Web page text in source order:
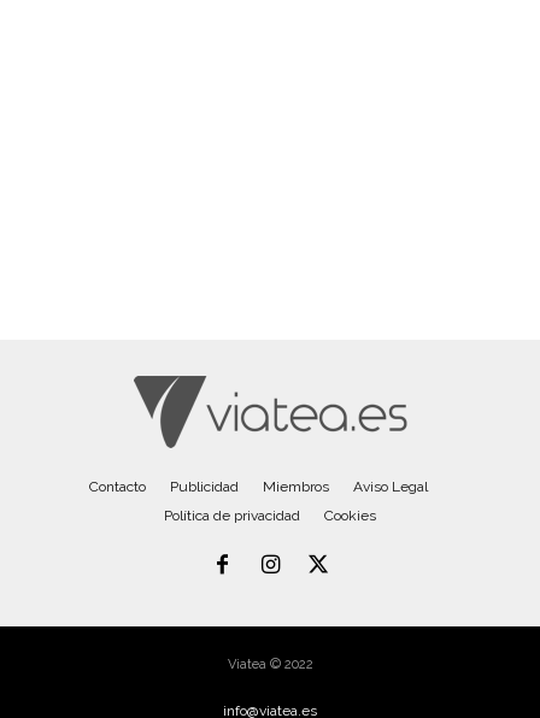
Contacto Publicidad Miembros
Aviso Legal
Política de privacidad
Cookies
Viatea © 2022
info@viatea.es